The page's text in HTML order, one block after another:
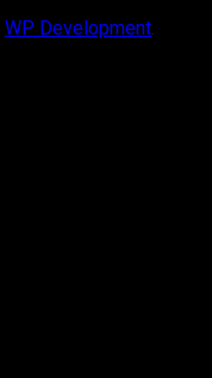
WP Development.